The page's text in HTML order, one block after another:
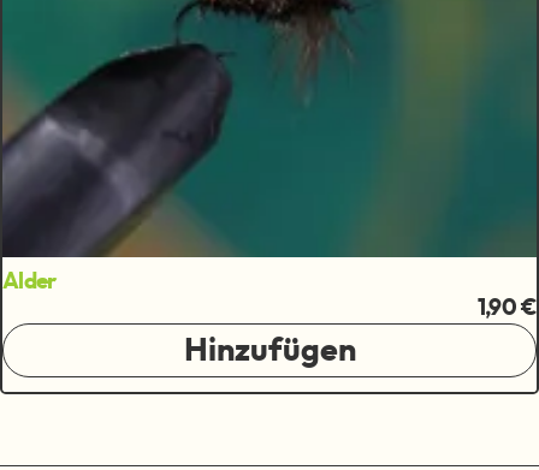
Alder
1,90 €
Hinzufügen